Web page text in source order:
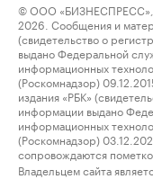
© ООО
2026. Сообщения и
(свидетельство о
выдано Федеральной
информационных
(Роскомнадзор)
издания «РБК»
информации выдано
информационных
(Роскомнадзор)
сопровождаются
Владельцем сайта